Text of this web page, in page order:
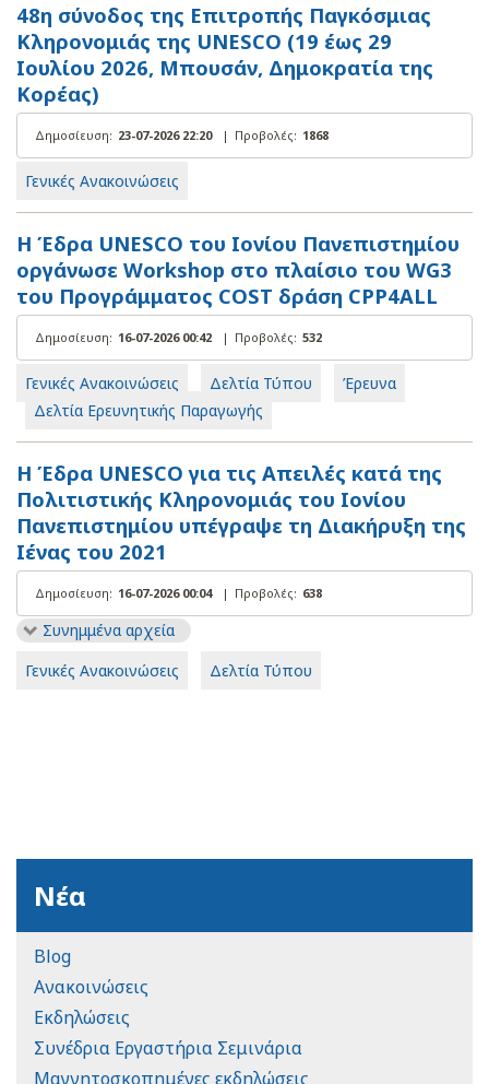
48η σύνοδος της Επιτροπής Παγκόσμιας
Κληρονομιάς της UNESCO (19 έως 29
Ιουλίου 2026, Μπουσάν, Δημοκρατία της
Κορέας)
Δημοσίευση: 23-07-2026 22:20 | Προβολές: 1868
Γενικές Ανακοινώσεις
Η Έδρα UNESCO του Ιονίου Πανεπιστημίου
οργάνωσε Workshop στο πλαίσιο του WG3
του Προγράμματος COST δράση CPP4ALL
Δημοσίευση: 16-07-2026 00:42 | Προβολές: 532
Γενικές Ανακοινώσεις Δελτία Τύπου
Έρευνα
Δελτία Ερευνητικής Παραγωγής
Η Έδρα UNESCO για τις Απειλές κατά της
Πολιτιστικής Κληρονομιάς του Ιονίου
Πανεπιστημίου υπέγραψε τη Διακήρυξη της
Ιένας του 2021
Δημοσίευση: 16-07-2026 00:04 | Προβολές: 638
Συνημμένα αρχεία
Γενικές Ανακοινώσεις
Δελτία Τύπου
Νέα
Blog
Ανακοινώσεις
Εκδηλώσεις
Συνέδρια Εργαστήρια Σεμινάρια
Μαγνητοσκοπημένες εκδηλώσεις